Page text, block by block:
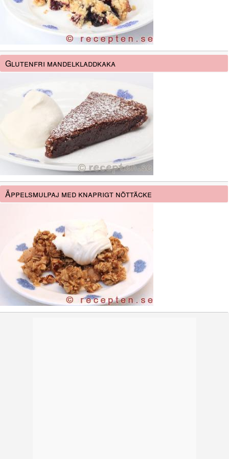
Glutenfri mandelkladdkaka
Äppelsmulpaj med knaprigt nöttäcke